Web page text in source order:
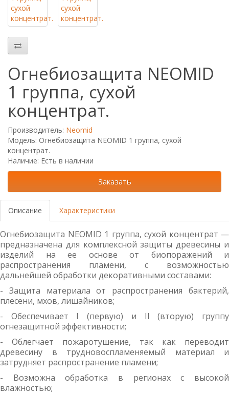
Огнебиозащита NEOMID
1 группа, сухой
концентрат.
Производитель: Neomid
Модель: Огнебиозащита NEOMID 1 группа, сухой
концентрат.
Наличие: Есть в наличии
Заказать
Описание Характеристики
Огнебиозащита NEOMID 1 группа, сухой концентрат —
предназначена для комплексной защиты древесины и
изделий на ее основе от биопоражений и
распространения пламени, с возможностью
дальнейшей обработки декоративными составами:
- Защита материала от распространения бактерий,
плесени, мхов, лишайников;
- Обеспечивает I (первую) и II (вторую) группу
огнезащитной эффективности;
- Облегчает пожаротушение, так как переводит
древесину в трудновоспламеняемый материал и
затрудняет распространение пламени;
- Возможна обработка в регионах с высокой
влажностью;